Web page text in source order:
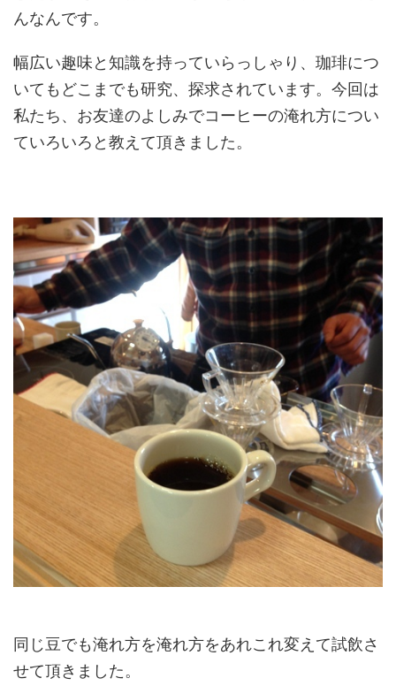
んなんです。
幅広い趣味と知識を持っていらっしゃり、珈琲につ
いてもどこまでも研究、探求されています。今回は
私たち、お友達のよしみでコーヒーの淹れ方につい
ていろいろと教えて頂きました。
同じ豆でも淹れ方を淹れ方をあれこれ変えて試飲さ
せて頂きました。